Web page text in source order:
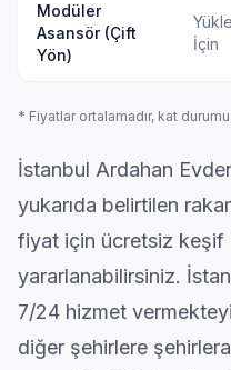
Modüler
Asansör (Çift
Yön)
İçin
* Fiyatlar ortalamadır, kat
İstanbul Ardahan
yukarıda belirtilen
fiyat için ücretsiz keşif
yararlanabilirsiniz.
7/24 hizmet
diğer şehirlere